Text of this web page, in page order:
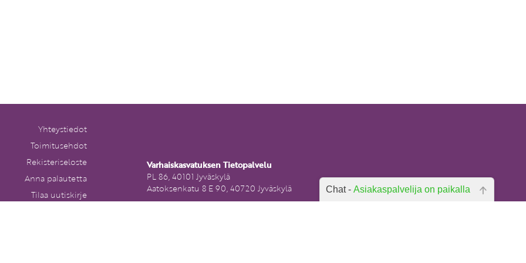
Yhteystiedot
Toimitusehdot
Rekisteriseloste
Anna palautetta
Tilaa uutiskirje
Varhaiskasvatuksen Tietopalvelu
PL 86, 40101 Jyväskylä
Aatoksenkatu 8 E 90, 40720 Jyväskylä
Chat -Asiakaspalvelija on paikalla